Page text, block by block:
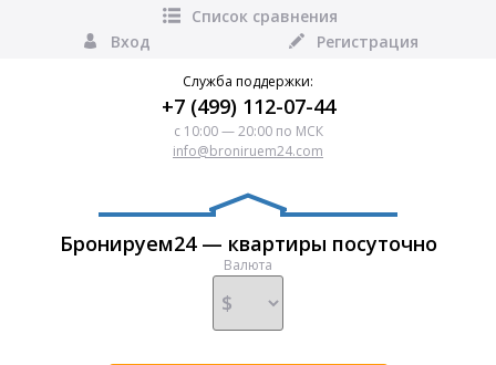
Список сравнения
Вход
Регистрация
Служба поддержки:
+7 (499) 112-07-44
с 10:00 — 20:00 по МСК
info@broniruem24.com
Бронируем24 — квартиры посуточно
Валюта